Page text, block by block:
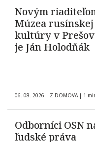
Novým
Múzea rusínskej
kultúry v
je Ján Holodňák
06. 08. 2026 | Z DOMOVA | 1
Odborníci OSN
ľudské práva